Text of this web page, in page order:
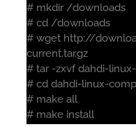
# mkdir /downloads
# cd /downloads
# wget http://
current.tar.gz
# tar -zxvf dahdi-
# cd dahdi-linux-
# make all
# make install